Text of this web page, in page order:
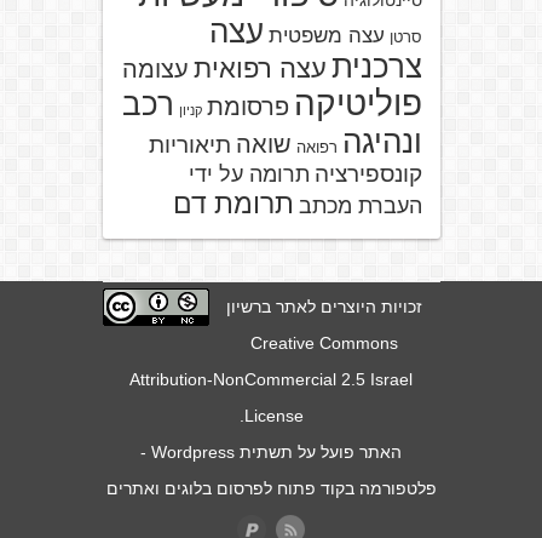
סרטן עצה משפטית עצה
צרכנית עצה רפואית עצומה
פוליטיקה פרסומת קניון רכב
ונהיגה רפואה שואה תיאוריות
קונספירציה תרומה על ידי
העברת מכתב תרומת דם
זכויות היוצרים לאתר ברשיון
Creative Commons
Attribution-NonCommercial 2.5 Israel
License
האתר פועל על תשתית Wordpress
-
פלטפורמה בקוד פתוח לפרסום בלוגים ואתרים